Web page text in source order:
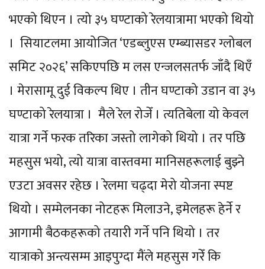
भएको थिएन । त्यो ३५ घण्टाको रेलयात्रामा भएको थियो
। सियाटलमा आयोजित ‘एडब्लुएस एम्ब्यासडर ग्लोबल
समिट २०२६’ सकिएपछि म लस एन्जलसतर्फ जाँदै थिएँ
। मेरासामू दुई विकल्प थिए । तीन घण्टाको उडान वा ३५
घण्टाको रेलयात्रा । मैले रेल रोजेँ । त्यतिबेला यो केवल
यात्रा गर्ने फरक तरिका जस्तो लागेको थियो । तर पछि
महसुस भयो, त्यो यात्रा वास्तवमा मानिसहरूलाई बुझ्ने
एउटा अवसर रहेछ । रेलमा चढ्दा मेरो योजना स्पष्ट
थियो । सम्मेलनका नोटहरू मिलाउने, इमेलहरू हेर्ने र
आगामी बैठकहरूको तयारी गर्ने पनि थियो । तर
यात्राको अन्त्यसम्म आइपुग्दा मैंले महसुस गरेँ कि